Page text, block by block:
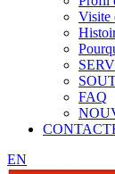
Visite
FAQ
EN